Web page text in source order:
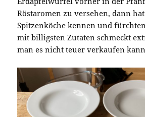
Röstaromen zu versehen, dann
Spitzenköche kennen und
mit billigsten Zutaten schmeckt
man es nicht teuer verkaufen